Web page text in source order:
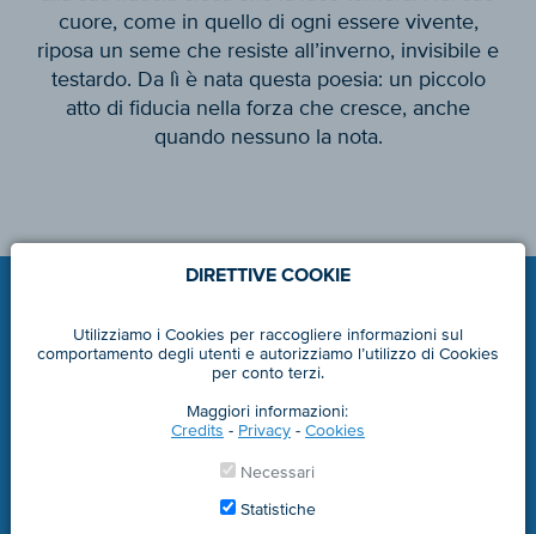
cuore, come in quello di ogni essere vivente,
riposa un seme che resiste all’inverno, invisibile e
testardo. Da lì è nata questa poesia: un piccolo
atto di fiducia nella forza che cresce, anche
quando nessuno la nota.
© 2008 - 2025 Marlene® - part. IVA 00122310212
DIRETTIVE COOKIE
Utilizziamo i Cookies per raccogliere informazioni sul
comportamento degli utenti e autorizziamo l’utilizzo di Cookies
per conto terzi.
Maggiori informazioni:
Credits - Privacy- Cookies
Necessari
Statistiche